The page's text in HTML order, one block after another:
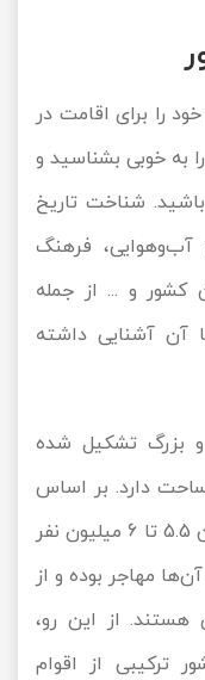
را برای اقامت در
به خوبی بشناسید و
شناخت تاریخ
آب‌وهوایی، فرهنگ
کشور و ... از جمله
آن آشنایی داشته
کوچک و بزرگ تشکیل شده
مربع مساحت دارد. بر اساس
آخرین سرشماری‌های انجام شده، بین 5.5 تا 6 میلیون نفر
مهاجر بوده و از
هستند. از این رو،
ترکیبی از اقوام